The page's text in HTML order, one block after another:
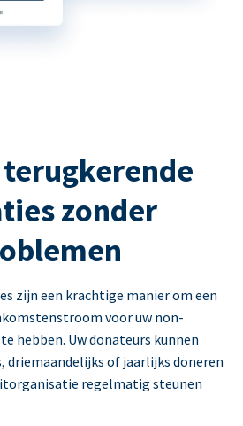
zonder
zijn een krachtige manier om een
voor uw non-
hebben. Uw donateurs kunnen
driemaandelijks of jaarlijks doneren
regelmatig steunen